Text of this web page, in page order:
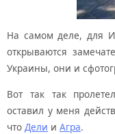
На самом деле, для
открываются
Украины, они и
Вот так так
оставил у меня
что Дели и Агра.